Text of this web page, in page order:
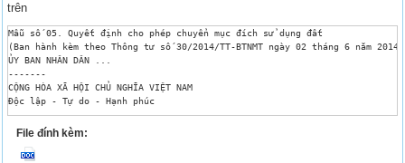
trên
Mẫu số 05. Quyết định cho phép chuyển mục đích sử dụng đất
(Ban hành kèm theo Thông tư số 30/2014/TT-BTNMT ngày 02 tháng 6 năm
ỦY BAN NHÂN DÂN ...
-------
CỘNG HÒA XÃ HỘI CHỦ NGHĨA VIỆT NAM
Độc lập - Tự do - Hạnh phúc
---------------
Số: ....
QUYẾT ĐỊNH
File đính kèm: